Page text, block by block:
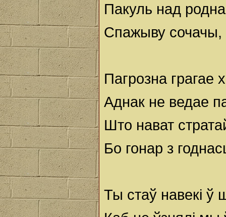
Пакуль над
Спажыву сочачы,
Пагрозна грагае
Аднак не ведае
Што нават
Бо гонар з
Ты стаў навекі ў